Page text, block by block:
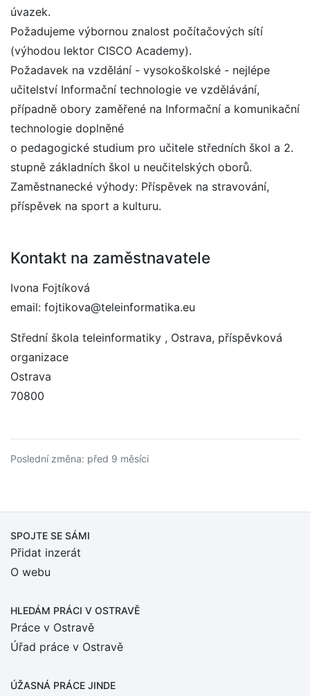
úvazek.
Požadujeme výbornou znalost počítačových sítí
(výhodou lektor CISCO Academy).
Požadavek na vzdělání - vysokoškolské - nejlépe
učitelství Informační technologie ve vzdělávání,
případně obory zaměřené na Informační a komunikační
technologie doplněné
o pedagogické studium pro učitele středních škol a 2.
stupně základních škol u neučitelských oborů.
Zaměstnanecké výhody: Příspěvek na stravování,
příspěvek na sport a kulturu.
Kontakt na zaměstnavatele
Ivona Fojtíková
email: fojtikova@teleinformatika.eu
Střední škola teleinformatiky , Ostrava, příspěvková
organizace
Ostrava
70800
Poslední změna: před 9 měsíci
SPOJTE SE SÁMI
Přidat inzerát
O webu
HLEDÁM PRÁCI V OSTRAVĚ
Práce v Ostravě
Úřad práce v Ostravě
ÚŽASNÁ PRÁCE JINDE